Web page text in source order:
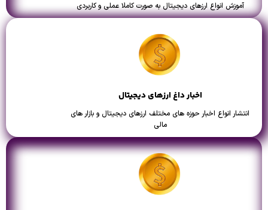
آموزش انواع ارزهای دیجیتال به صورت کاملا عملی و کاربردی
اخبار داغ ارزهای دیجیتال
انتشار انواع اخبار حوزه های مختلف ارزهای دیجیتال و بازار های
مالی